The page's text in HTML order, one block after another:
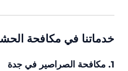
خدماتنا في مكافحة
1. مكافحة الصراصير في جدة